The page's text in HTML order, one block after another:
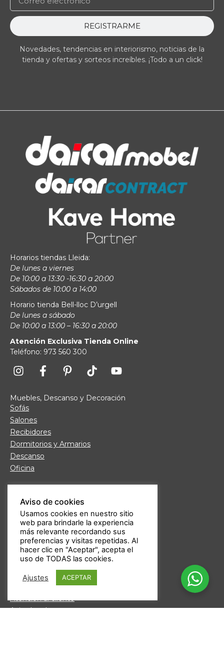
REGISTRARME
Novedades, tendencias en interiorismo, noticias de la
tienda y ofertas y sorteos increíbles. ¡Todo a un click!
Horarios tiendas Lleida:
De lunes a viernes
De 10:00 a 13:30 -16:30 a 20:00
Sábados de 10:00 a 14:00
Horario tienda Bell-lloc D’urgell
De lunes a sábado
De 10:00 a 13:00 – 16:30 a 20:00
Atención Exclusiva Tienda Online
Teléfono: 973 560 300
Muebles, Descanso y Decoración
Sofás
Salones
Recibidores
Dormitorios y Armarios
Descanso
Oficina
Fábrica de Muebles
Nuestras tiendas
Trabaja con nosotros
Guía de compra
Formas de pago
Devoluciones
Garantía Daicar
Preguntas frecuentes
Atención al cliente
Aviso legal
Aviso de cookies
Usamos cookies en nuestro sitio
web para brindarle la experiencia
más relevante recordando sus
preferencias y visitas repetidas. Al
hacer clic en "Aceptar", acepta el
uso de TODAS las cookies.
Ajustes ACEPTAR